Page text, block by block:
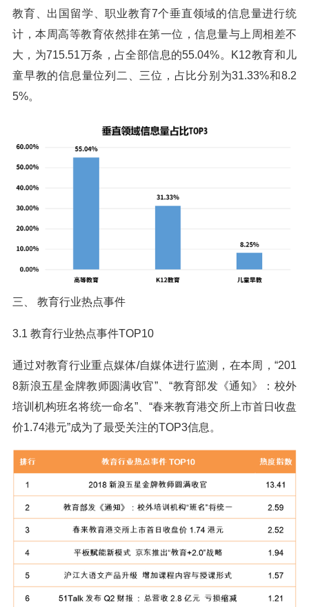
教育、出国留学、职业教育7个垂直领域的信息量进行统
计，本周高等教育依然排在第一位，信息量与上周相差不
大，为715.51万条，占全部信息的55.04%。K12教育和儿
童早教的信息量位列二、三位，占比分别为31.33%和8.2
5%。
三、 教育行业热点事件
3.1 教育行业热点事件TOP10
通过对教育行业重点媒体/自媒体进行监测，在本周，“201
8新浪五星金牌教师圆满收官”、“教育部发《通知》：校外
培训机构班名将统一命名”、“春来教育港交所上市首日收盘
价1.74港元”成为了最受关注的TOP3信息。